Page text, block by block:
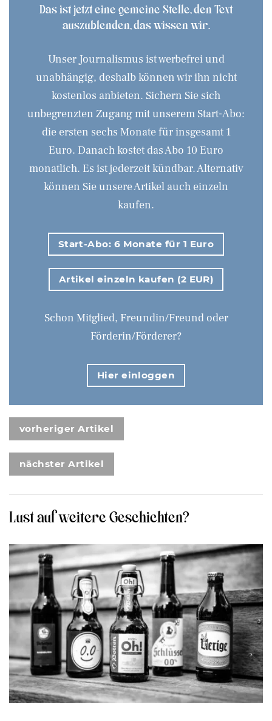
Das ist jetzt eine gemeine Stelle, den Text
auszublenden, das wissen wir.
Unser Journalismus ist werbefrei und
unabhängig, deshalb können wir ihn nicht
kostenlos anbieten. Sichern Sie sich
unbegrenzten Zugang mit unserem Start-Abo:
die ersten sechs Monate für insgesamt 1
Euro. Danach kostet das Abo 10 Euro
monatlich. Es ist jederzeit kündbar. Alternativ
können Sie unsere Artikel auch einzeln
kaufen.
Start-Abo: 6 Monate für 1 Euro
Artikel einzeln kaufen (2 EUR)
Schon Mitglied, Freundin/Freund oder
Förderin/Förderer?
Hier einloggen
vorheriger Artikel
nächster Artikel
Lust auf weitere Geschichten?